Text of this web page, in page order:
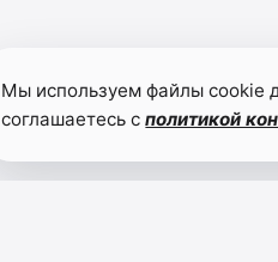
Мы используем файлы cookie
соглашаетесь сполитикой